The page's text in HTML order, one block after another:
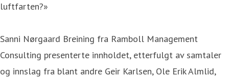
luftfarten?»
Sanni Nørgaard Breining fra Ramboll Management
Consulting presenterte innholdet, etterfulgt av samtaler
og innslag fra blant andre Geir Karlsen, Ole Erik Almlid,